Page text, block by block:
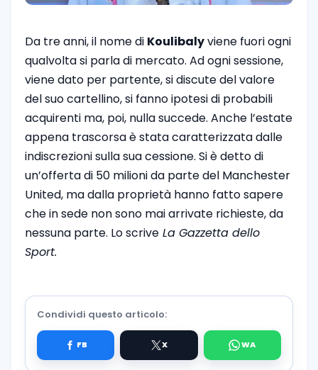
Da tre anni, il nome di Koulibalyviene fuori ogni
qualvolta si parla di mercato. Ad ogni sessione,
viene dato per partente, si discute del valore
del suo cartellino, si fanno ipotesi di probabili
acquirenti ma, poi, nulla succede. Anche l’estate
appena trascorsa è stata caratterizzata dalle
indiscrezioni sulla sua cessione. Si è detto di
un’offerta di 50 milioni da parte del Manchester
United, ma dalla proprietà hanno fatto sapere
che in sede non sono mai arrivate richieste, da
nessuna parte. Lo scrive La Gazzetta dello
Sport.
Condividi questo articolo: